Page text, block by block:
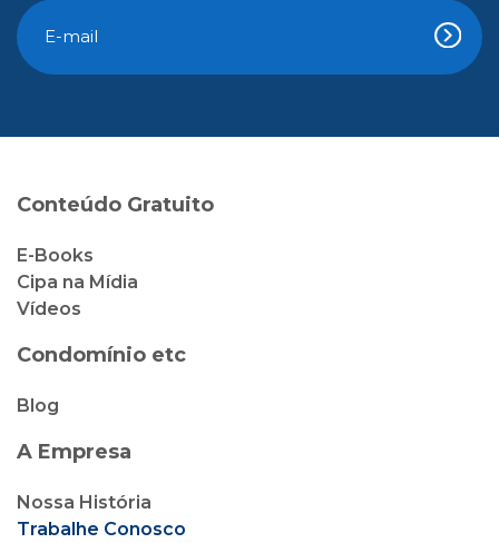
Conteúdo Gratuito
E-Books
Cipa na Mídia
Vídeos
Condomínio etc
Blog
A Empresa
Nossa História
Trabalhe Conosco